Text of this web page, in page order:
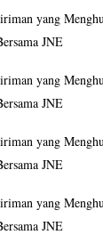
yang
JNE
yang
JNE
yang
JNE
yang
JNE